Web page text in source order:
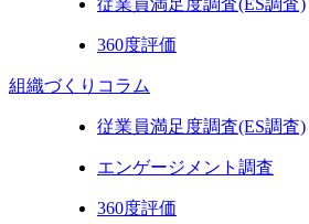
従業員満足度調査(ES調査)
360度評価
組織づくりコラム
従業員満足度調査(ES調査)
エンゲージメント調査
360度評価